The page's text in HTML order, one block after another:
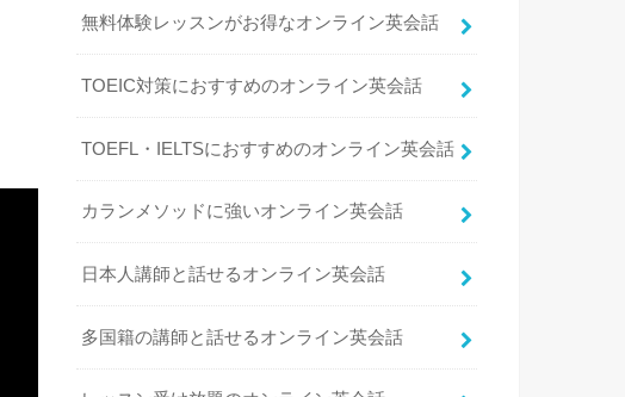
無料体験レッスンがお得なオンライン英会話
TOEIC対策におすすめのオンライン英会話
TOEFL・IELTSにおすすめのオンライン英会話
カランメソッドに強いオンライン英会話
日本人講師と話せるオンライン英会話
多国籍の講師と話せるオンライン英会話